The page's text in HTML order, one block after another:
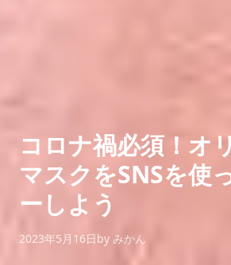
コロナ禍必須！オ
マスクをSNSを使
ーしよう
2023年5月16日by みかん